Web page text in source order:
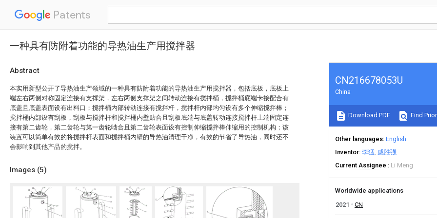
Patents
一种具有防附着功能的导热油生产用搅拌器
Abstract
本实用新型公开了导热油生产领域的一种具有防附着功能的导热油生产用搅拌器，包括底板，底板上
端左右两侧对称固定连接有支撑架，左右两侧支撑架之间转动连接有搅拌桶，搅拌桶底端卡接配合有
底盖且底盖表面设有出料口；搅拌桶内部转动连接有搅拌杆，搅拌杆内部均匀设有多个伸缩搅拌棒；
搅拌桶内部设有刮板，刮板与搅拌杆和搅拌桶内壁贴合且刮板底端与底盖转动连接搅拌杆上端固定连
接有第二齿轮，第二齿轮与第一齿轮啮合且第二齿轮表面设有控制伸缩搅拌棒伸缩用的控制机构；该
装置可以简单有效的将搅拌杆表面和搅拌桶内壁的导热油清理干净，有效的节省了导热油，同时还不
会影响到其他产品的搅拌。
Images (5)
CN216678053U
China
Download PDF Find
Other languages English
Inventor 李猛 戚胜强
Current Assignee
Li Meng
Worldwide applications
2021
CN